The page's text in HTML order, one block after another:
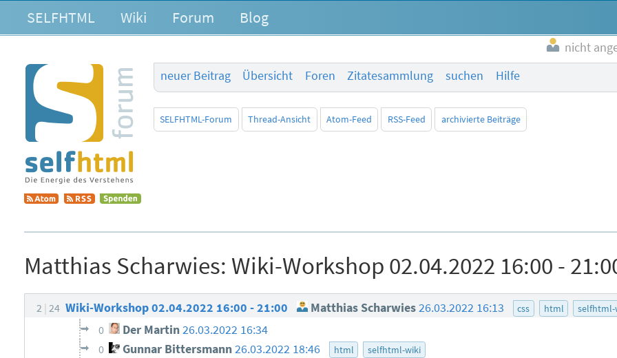
SELFHTML Wiki Forum Blog
nicht
neuer Beitrag
Übersicht Foren Zitatesammlung suchen Hilfe
SELFHTML-Forum Thread-Ansicht Atom-Feed RSS-Feed archivierte Beiträge
Matthias Scharwies: Wiki-Workshop 02.04.2022 16:00 -
2 24 Wiki-Workshop 02.04.2022 16:00 - 21:00 Matthias Scharwies26.03.2022 16:13 css html selfhtml-
0 Der Martin26.03.2022 16:34
0 Gunnar Bittersmann26.03.2022 18:46 html selfhtml-wiki